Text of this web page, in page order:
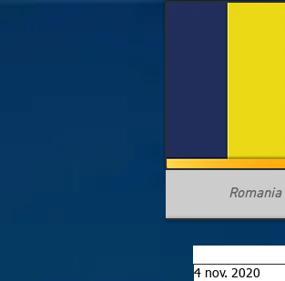
Romania
4 nov. 2020